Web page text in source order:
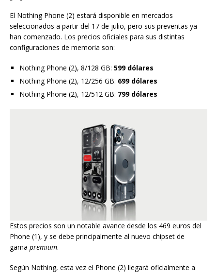
El Nothing Phone (2) estará disponible en mercados
seleccionados a partir del 17 de julio, pero sus preventas ya
han comenzado. Los precios oficiales para sus distintas
configuraciones de memoria son:
Nothing Phone (2), 8/128 GB: 599 dólares
Nothing Phone (2), 12/256 GB: 699 dólares
Nothing Phone (2), 12/512 GB: 799 dólares
Estos precios son un notable avance desde los 469 euros del
Phone (1), y se debe principalmente al nuevo chipset de
gama premium.
Según Nothing, esta vez el Phone (2) llegará oficialmente a